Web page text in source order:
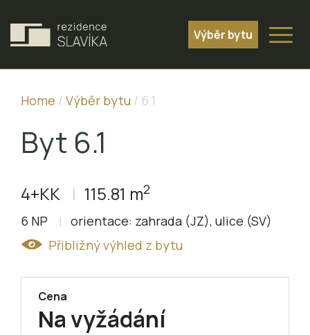
Výběr bytu
Home / Výběr bytu / 6.1
Byt 6.1
4+KK 115.81 m2
6 NP
orientace: zahrada (JZ), ulice (SV)
Přibližný výhled z bytu
Cena
Na vyžádání